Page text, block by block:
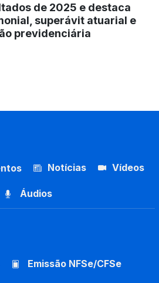
de 2025 e destaca
superávit atuarial e
previdenciária
Notícias Vídeos
Áudios
Emissão NFSe/CFSe